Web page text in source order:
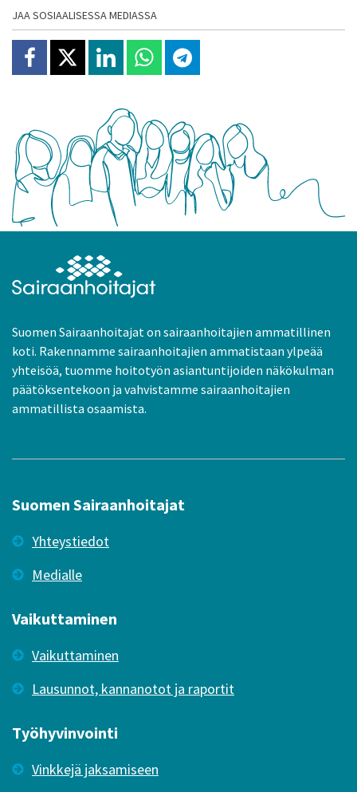
JAA SOSIAALISESSA MEDIASSA
Jaa Facebookissa
Jaa X:ssäJaa Linkedinissä
Jaa Whatsappissa
Jaa Telegramissa
Suomen Sairaanhoitajat on sairaanhoitajien ammatillinen
koti. Rakennamme sairaanhoitajien ammatistaan ylpeää
yhteisöä, tuomme hoitotyön asiantuntijoiden näkökulman
päätöksentekoon ja vahvistamme sairaanhoitajien
ammatillista osaamista.
Suomen Sairaanhoitajat
Yhteystiedot
Medialle
Vaikuttaminen
Vaikuttaminen
Lausunnot, kannanotot ja raportit
Työhyvinvointi
Vinkkejä jaksamiseen